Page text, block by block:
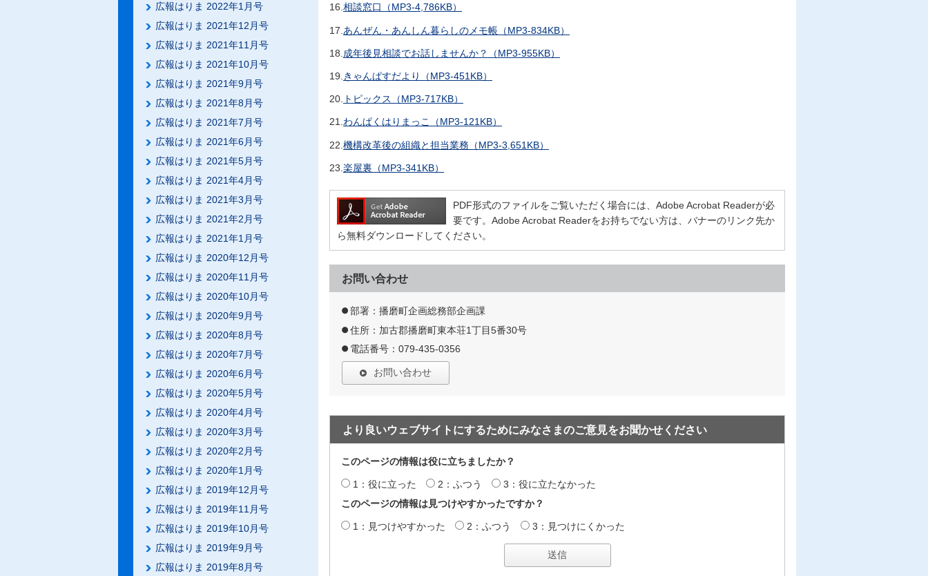
広報はりま 2022年1月号
広報はりま 2021年12月号
広報はりま 2021年11月号
広報はりま 2021年10月号
広報はりま 2021年9月号
広報はりま 2021年8月号
広報はりま 2021年7月号
広報はりま 2021年6月号
広報はりま 2021年5月号
広報はりま 2021年4月号
広報はりま 2021年3月号
広報はりま 2021年2月号
広報はりま 2021年1月号
広報はりま 2020年12月号
広報はりま 2020年11月号
広報はりま 2020年10月号
広報はりま 2020年9月号
広報はりま 2020年8月号
広報はりま 2020年7月号
広報はりま 2020年6月号
広報はりま 2020年5月号
広報はりま 2020年4月号
広報はりま 2020年3月号
広報はりま 2020年2月号
広報はりま 2020年1月号
広報はりま 2019年12月号
広報はりま 2019年11月号
広報はりま 2019年10月号
広報はりま 2019年9月号
広報はりま 2019年8月号
16.相談窓口（MP3-4,786KB）
17. あんぜん・あんしん暮らしのメモ帳（MP3-834KB）
18. 成年後見相談でお話しませんか？（MP3-955KB）
19. きゃんぱすだより（MP3-451KB）
20. トピックス（MP3-717KB）
21.わんぱくはりまっこ（MP3-121KB）
22. 機構改革後の組織と担当業務（MP3-3,651KB）
23. 楽屋裏（MP3-341KB）
PDF形式のファイルをご覧いただく場合には、Adobe Acrobat Readerが必
要です。Adobe Acrobat Readerをお持ちでない方は、バナーのリンク先か
ら無料ダウンロードしてください。
お問い合わせ
部署：播磨町企画総務部企画課
住所：加古郡播磨町東本荘1丁目5番30号
電話番号：079-435-0356
お問い合わせ
より良いウェブサイトにするためにみなさまのご意見をお聞かせください
このページの情報は役に立ちましたか？
1：役に立った 2：ふつう
3：役に立たなかった
このページの情報は見つけやすかったですか？
1：見つけやすかった 2：ふつう 3：見つけにくかった